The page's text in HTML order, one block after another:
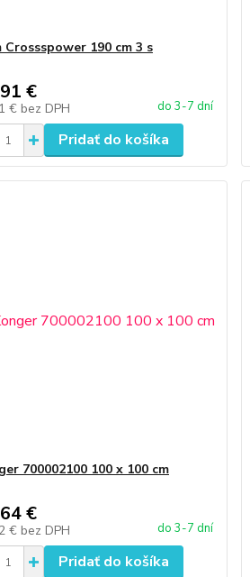
Crossspower 190 cm 3 s
€
€ bez DPH do 3-7 dní
Pridať do košíka
700002100 100 x 100 cm
€
€ bez DPH do 3-7 dní
Pridať do košíka